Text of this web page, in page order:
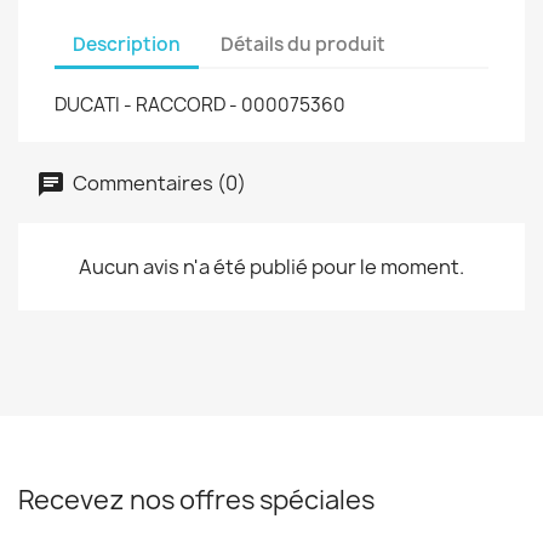
Description Détails du produit
DUCATI - RACCORD - 000075360
Commentaires (0)
Aucun avis n'a été publié pour le moment.
Recevez nos offres spéciales